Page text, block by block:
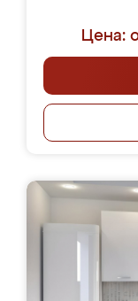
Цена: